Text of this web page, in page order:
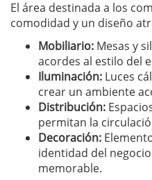
El área destinada a los
comodidad y un diseño
Mobiliario: Mesas y
acordes al estilo del
Iluminación: Luces
crear un ambiente
Distribución:
permitan la
Decoración:
identidad del
memorable.